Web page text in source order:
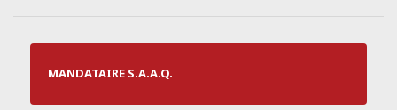
MANDATAIRE S.A.A.Q.